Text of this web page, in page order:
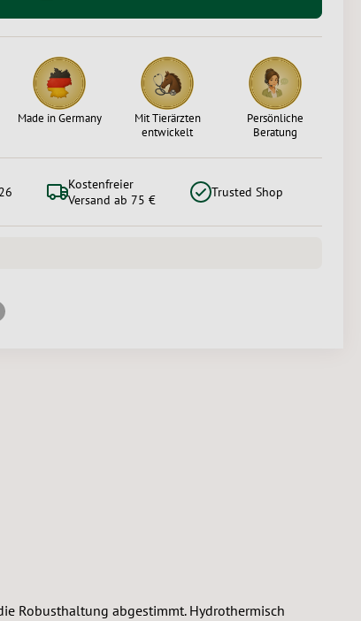
Made in Germany
Mit Tierärzten
entwickelt
Persönliche
Beratung
Kostenfreier
Versand ab 75 €
Trusted Shop
Robusthaltung abgestimmt. Hydrothermisch